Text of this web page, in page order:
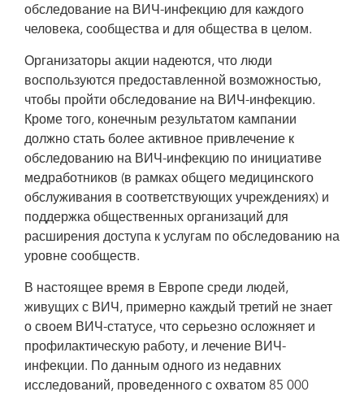
обследование на ВИЧ-инфекцию для каждого
человека, сообщества и для общества в целом.
Организаторы акции надеются, что люди
воспользуются предоставленной возможностью,
чтобы пройти обследование на ВИЧ-инфекцию.
Кроме того, конечным результатом кампании
должно стать более активное привлечение к
обследованию на ВИЧ-инфекцию по инициативе
медработников (в рамках общего медицинского
обслуживания в соответствующих учреждениях) и
поддержка общественных организаций для
расширения доступа к услугам по обследованию на
уровне сообществ.
В настоящее время в Европе среди людей,
живущих с ВИЧ, примерно каждый третий не знает
о своем ВИЧ-статусе, что серьезно осложняет и
профилактическую работу, и лечение ВИЧ-
инфекции. По данным одного из недавних
исследований, проведенного с охватом 85 000